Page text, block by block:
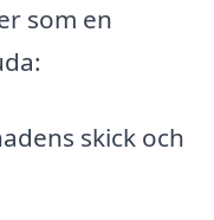
som en
skick och